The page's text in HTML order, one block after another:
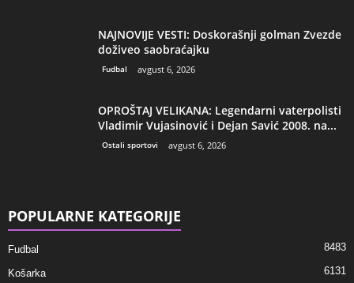
NAJNOVIJE VESTI: Doskorašnji golman Zvezde
doživeo saobraćajku
Fudbal avgust 6, 2026
OPROŠTAJ VELIKANA: Legendarni vaterpolisti
Vladimir Vujasinović i Dejan Savić 2008. na...
Ostali sportovi avgust 6, 2026
POPULARNE KATEGORIJE
Fudbal 8483
Košarka 6131